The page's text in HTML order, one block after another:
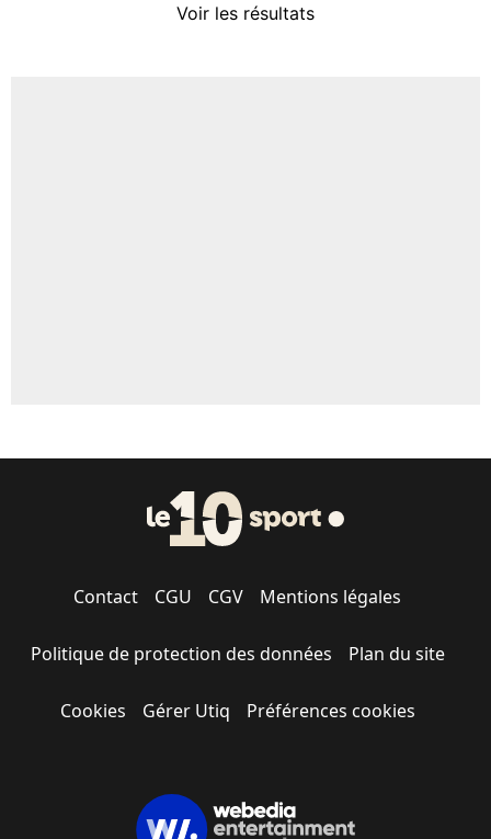
Voir les résultats
Contact CGU CGV Mentions légales
Politique de protection des données Plan du site
Cookies Gérer Utiq Préférences cookies